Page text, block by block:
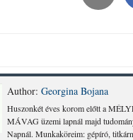
Author: Georgina Bojana
Huszonkét éves korom előtt a
MÁVAG üzemi lapnál majd
Napnál. Munkaköreim: gépíró,